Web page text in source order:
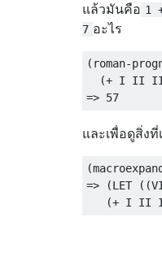
แล้วมันคือ 1
7 อะไร
( roman-
(+ I II
=> 57
และเพื่อดูสิ่งที่
(
=>
(LET ((
(+ I II